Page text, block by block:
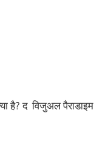
है? द विजुअल पैराडाइम